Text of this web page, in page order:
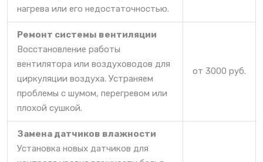
нагрева или его недостаточностью.
Ремонт системы вентиляции
Восстановление работы
вентилятора или воздуховодов для
циркуляции воздуха. Устраняем
проблемы с шумом, перегревом или
плохой сушкой.
от 3000 руб.
Замена датчиков влажности
Установка новых датчиков для